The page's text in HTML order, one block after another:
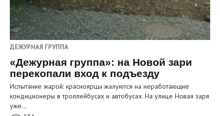
ДЕЖУРНАЯ ГРУППА
«Дежурная группа»: на Новой зари
перекопали вход к подъезду
Испытание жарой: красноярцы жалуются на неработающие
кондиционеры в троллейбусах и автобусах. На улице Новая заря
уже…